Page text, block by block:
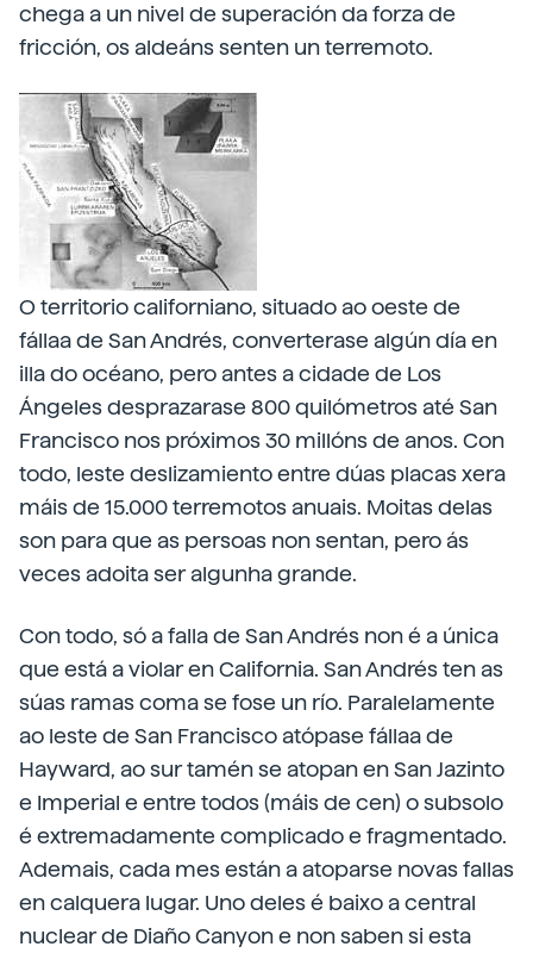
chega a un nivel de superación da forza de
fricción, os aldeáns senten un terremoto.
O territorio californiano, situado ao oeste de
fállaa de San Andrés, converterase algún día en
illa do océano, pero antes a cidade de Los
Ángeles desprazarase 800 quilómetros até San
Francisco nos próximos 30 millóns de anos. Con
todo, leste deslizamiento entre dúas placas xera
máis de 15.000 terremotos anuais. Moitas delas
son para que as persoas non sentan, pero ás
veces adoita ser algunha grande.
Con todo, só a falla de San Andrés non é a única
que está a violar en California. San Andrés ten as
súas ramas coma se fose un río. Paralelamente
ao leste de San Francisco atópase fállaa de
Hayward, ao sur tamén se atopan en San Jazinto
e Imperial e entre todos (máis de cen) o subsolo
é extremadamente complicado e fragmentado.
Ademais, cada mes están a atoparse novas fallas
en calquera lugar. Uno deles é baixo a central
nuclear de Diaño Canyon e non saben si esta